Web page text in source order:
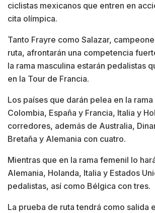
ciclistas mexicanos que entren en
cita olímpica.
Tanto Frayre como Salazar,
ruta, afrontarán una competencia
la rama masculina estarán pedalistas
en la Tour de Francia.
Los países que darán pelea en la
Colombia, España y Francia, Italia y
corredores, además de Australia,
Bretaña y Alemania con cuatro.
Mientras que en la rama femenil lo
Alemania, Holanda, Italia y Estados
pedalistas, así como Bélgica con tres.
La prueba de ruta tendrá como salida